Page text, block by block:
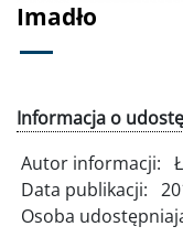
Imadło
Informacja o
Autor informacji:
Data publikacji:
Osoba